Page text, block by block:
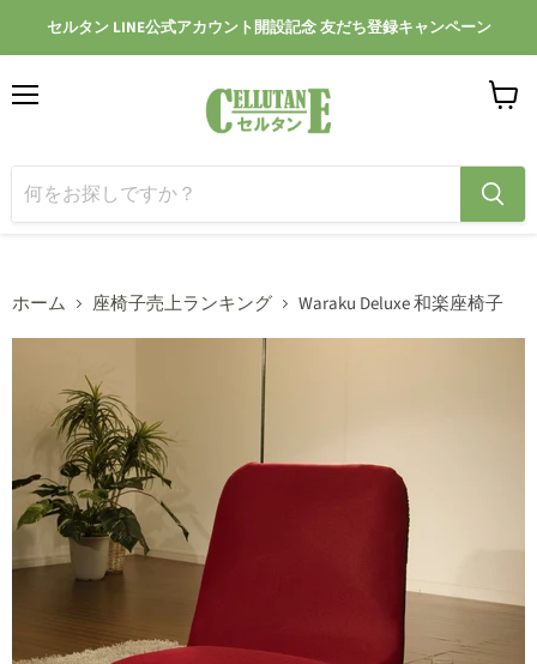
セルタン LINE公式アカウント開設記念 友だち登録キャンペーン
ー
見
ホーム 座椅子売上ランキング Waraku Deluxe 和楽座椅子